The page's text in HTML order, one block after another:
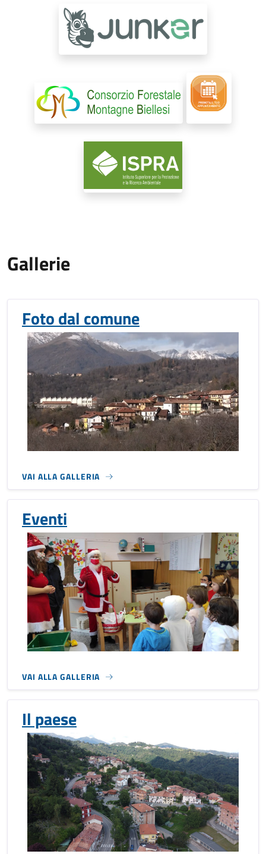
Gallerie
Foto dal comune
VAI ALLA GALLERIA
Eventi
VAI ALLA GALLERIA
Il paese